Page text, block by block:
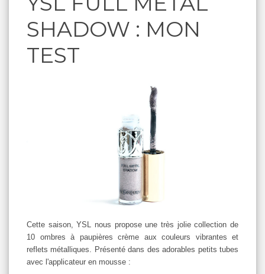
SHADOW : MON
TEST
Cette saison, YSL nous propose une très jolie collection de
10 ombres à paupières crème aux couleurs vibrantes et
reflets métalliques. Présenté dans des adorables petits tubes
avec l'applicateur en mousse :